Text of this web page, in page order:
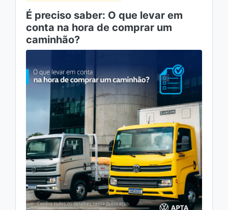
É preciso saber: O que levar em
conta na hora de comprar um
caminhão?